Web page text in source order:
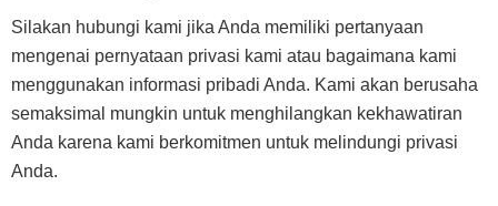
Silakan hubungi kami jika Anda memiliki pertanyaan
mengenai pernyataan privasi kami atau bagaimana kami
menggunakan informasi pribadi Anda. Kami akan berusaha
semaksimal mungkin untuk menghilangkan kekhawatiran
Anda karena kami berkomitmen untuk melindungi privasi
Anda.